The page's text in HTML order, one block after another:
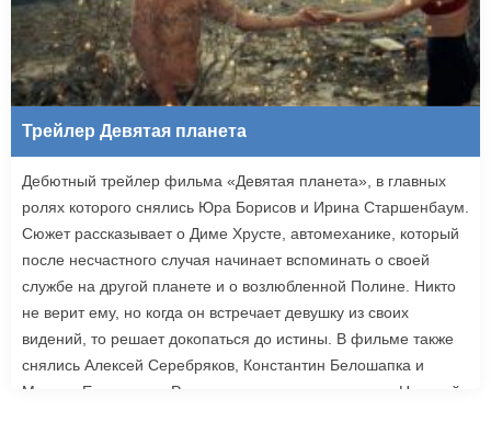
Трейлер Девятая планета
Дебютный трейлер фильма «Девятая планета», в главных
ролях которого снялись Юра Борисов и Ирина Старшенбаум.
Сюжет рассказывает о Диме Хрусте, автомеханике, который
после несчастного случая начинает вспоминать о своей
службе на другой планете и о возлюбленной Полине. Никто
не верит ему, но когда он встречает девушку из своих
видений, то решает докопаться до истины. В фильме также
снялись Алексей Серебряков, Константин Белошапка и
Максим Емельянов. Режиссером картины выступил Николай